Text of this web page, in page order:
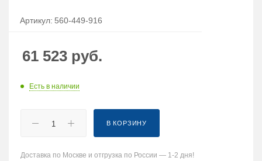
Артикул: 560-449-916
61 523 руб.
Есть в наличии
В КОРЗИНУ
Доставка по Москве и отгрузка по России — 1-2 дня!